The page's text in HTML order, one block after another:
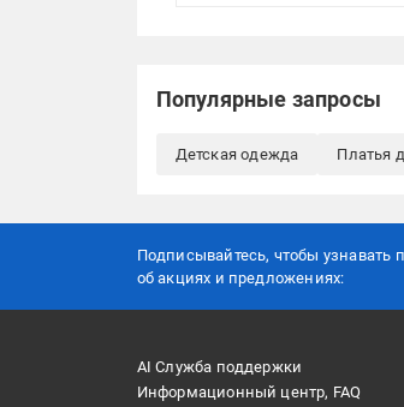
Популярные запросы
Детская одежда Платья
Подписывайтесь, чтобы узнавать
об акцияx и предложениях:
AI Служба поддержки
Информационный центр, FAQ